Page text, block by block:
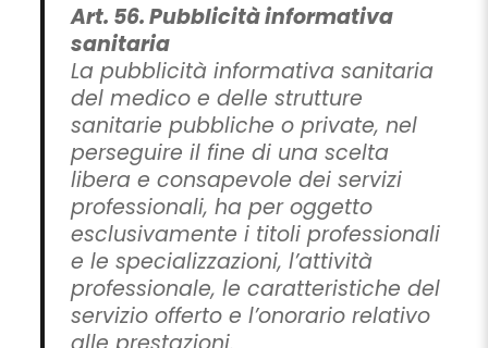
Art. 56. Pubblicità informativa
sanitaria
La pubblicità informativa sanitaria
del medico e delle strutture
sanitarie pubbliche o private, nel
perseguire il fine di una scelta
libera e consapevole dei servizi
professionali, ha per oggetto
esclusivamente i titoli professionali
e le specializzazioni, l’attività
professionale, le caratteristiche del
servizio offerto e l’onorario relativo